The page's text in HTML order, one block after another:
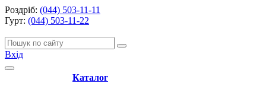
Роздріб: (044) 503-11-11
Гурт: (044) 503-11-22
Вхід
Каталог